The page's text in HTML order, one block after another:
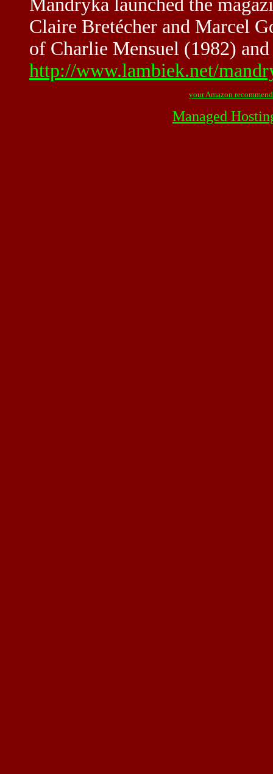
Mandryka launched the
Claire Bretécher and Marcel
of Charlie Mensuel (1982)
http://www.lambiek.net/
your Amazon
Managed